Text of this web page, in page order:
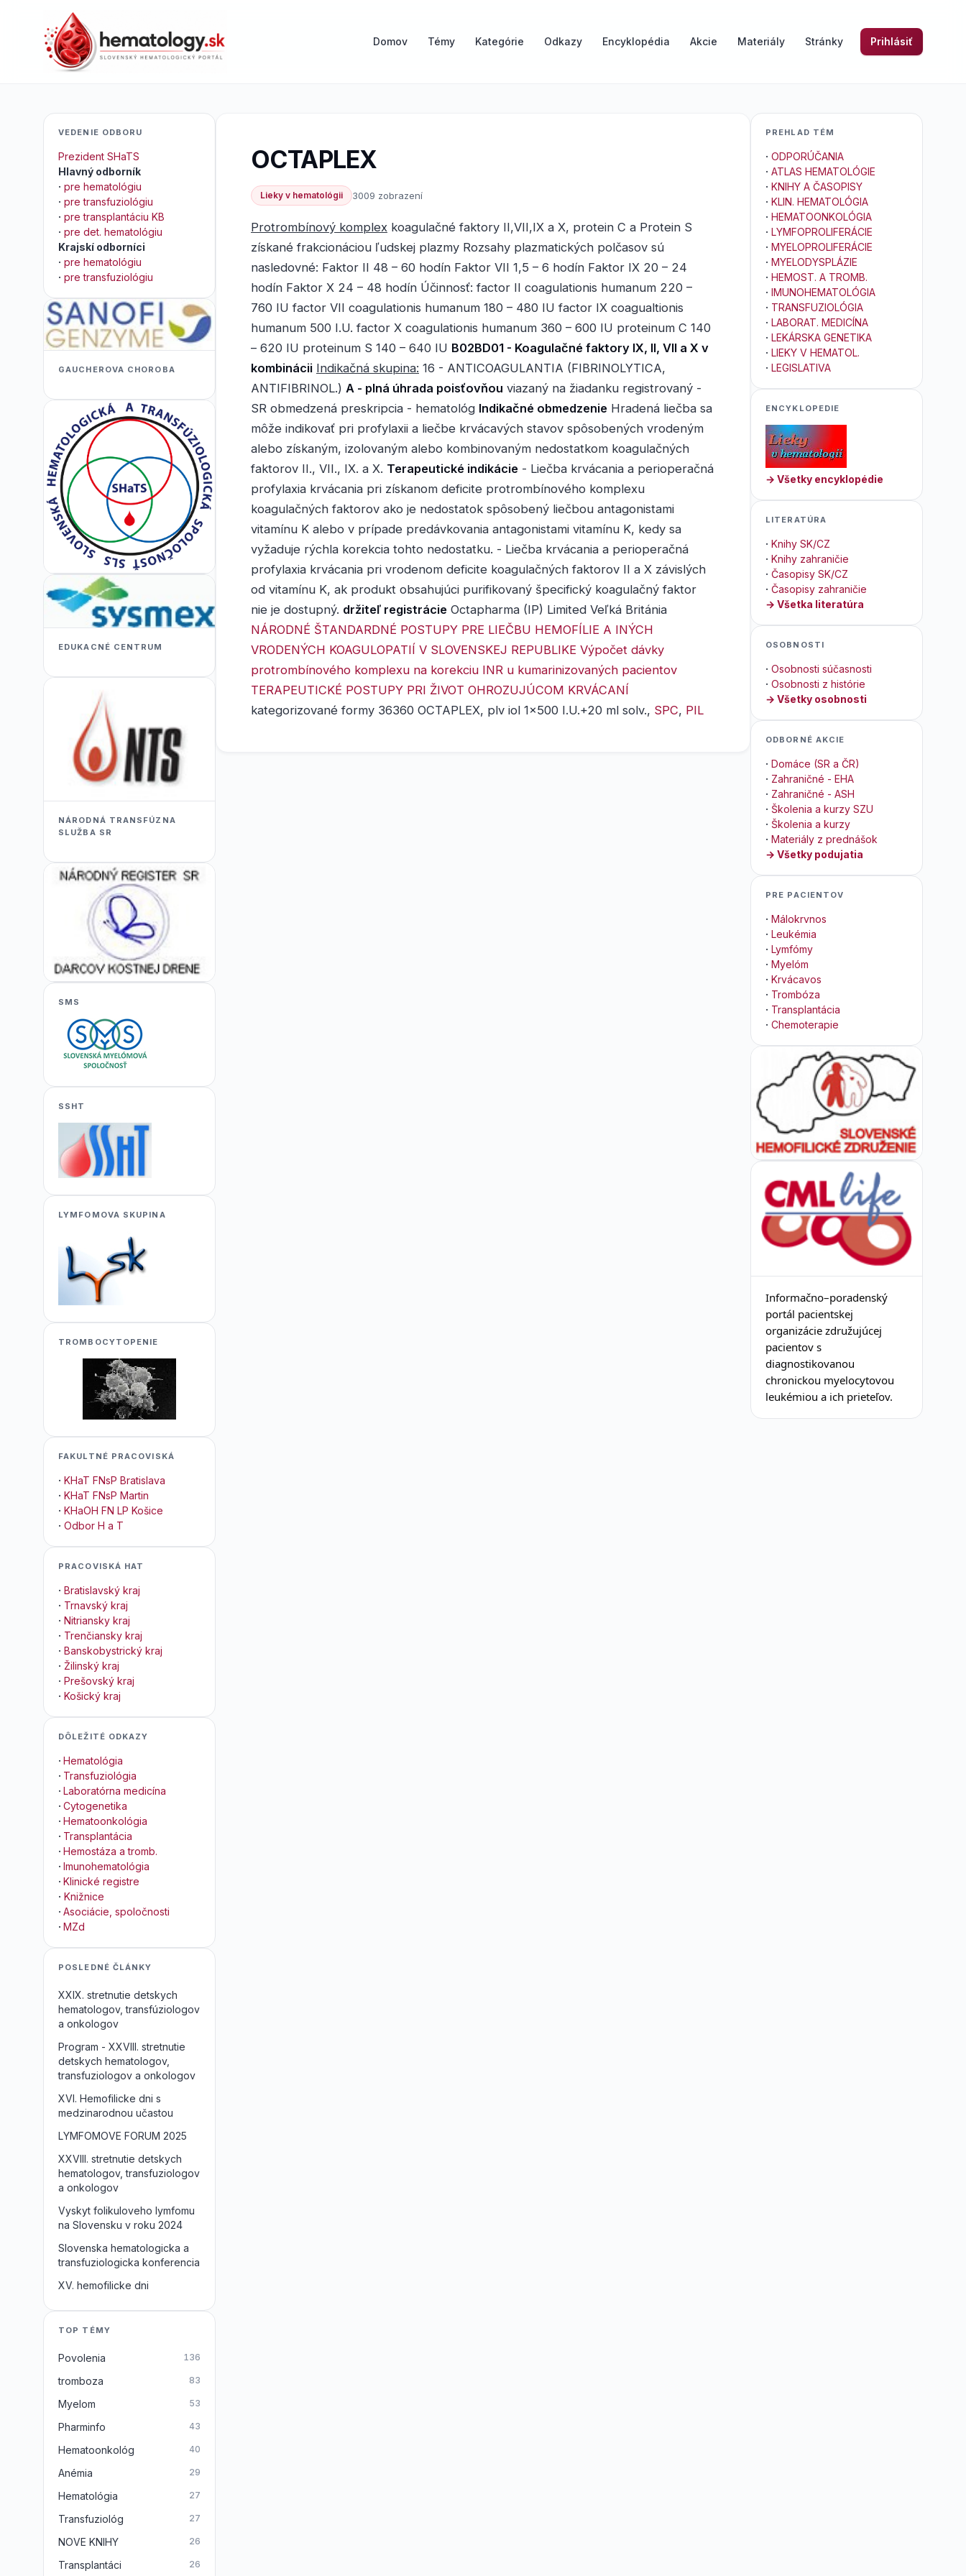
Domov Témy Kategórie Odkazy Encyklopédia Akcie Materiály Stránky Prihlásiť
OCTAPLEX
Lieky v hematológii 3009 zobrazení
Protrombínový komplex koagulačné faktory II,VII,IX a X, protein C a Protein S
získané frakcionáciou ľudskej plazmy Rozsahy plazmatických polčasov sú
nasledovné: Faktor II 48 – 60 hodín Faktor VII 1,5 – 6 hodín Faktor IX 20 – 24
hodín Faktor X 24 – 48 hodín Účinnosť: factor II coagulationis humanum 220 –
760 IU factor VII coagulationis humanum 180 – 480 IU factor IX coagualtionis
humanum 500 I.U. factor X coagulationis humanum 360 – 600 IU proteinum C 140
– 620 IU proteinum S 140 – 640 IU B02BD01 - Koagulačné faktory IX, II, VII a X v
kombinácii Indikačná skupina: 16 - ANTICOAGULANTIA (FIBRINOLYTICA,
ANTIFIBRINOL.) A - plná úhrada poisťovňou viazaný na žiadanku registrovaný -
SR obmedzená preskripcia - hematológ Indikačné obmedzenie Hradená liečba sa
môže indikovať pri profylaxii a liečbe krvácavých stavov spôsobených vrodeným
alebo získaným, izolovaným alebo kombinovaným nedostatkom koagulačných
faktorov II., VII., IX. a X. Terapeutické indikácie - Liečba krvácania a perioperačná
profylaxia krvácania pri získanom deficite protrombínového komplexu
koagulačných faktorov ako je nedostatok spôsobený liečbou antagonistami
vitamínu K alebo v prípade predávkovania antagonistami vitamínu K, kedy sa
vyžaduje rýchla korekcia tohto nedostatku. - Liečba krvácania a perioperačná
profylaxia krvácania pri vrodenom deficite koagulačných faktorov II a X závislých
od vitamínu K, ak produkt obsahujúci purifikovaný špecifický koagulačný faktor
nie je dostupný. držiteľ registrácie Octapharma (IP) Limited Veľká Británia
NÁRODNÉ ŠTANDARDNÉ POSTUPY PRE LIEČBU HEMOFÍLIE A INÝCH
VRODENÝCH KOAGULOPATIÍ V SLOVENSKEJ REPUBLIKE Výpočet dávky
protrombínového komplexu na korekciu INR u kumarinizovaných pacientov
TERAPEUTICKÉ POSTUPY PRI ŽIVOT OHROZUJÚCOM KRVÁCANÍ
kategorizované formy 36360 OCTAPLEX, plv iol 1x500 I.U.+20 ml solv., SPC, PIL
VEDENIE ODBORU
Prezident SHaTS
Hlavný odborník
· pre hematológiu
· pre transfuziológiu
· pre transplantáciu KB
· pre det. hematológiu
Krajskí odborníci
· pre hematológiu
· pre transfuziológiu
GAUCHEROVA CHOROBA
EDUKACNÉ CENTRUM
NÁRODNÁ TRANSFÚZNA
SLUŽBA SR
SMS
SSHT
LYMFOMOVA SKUPINA
TROMBOCYTOPENIE
FAKULTNÉ PRACOVISKÁ
· KHaT FNsP Bratislava
· KHaT FNsP Martin
· KHaOH FN LP Košice
· Odbor H a T
PRACOVISKÁ HAT
· Bratislavský kraj
· Trnavský kraj
· Nitriansky kraj
· Trenčiansky kraj
· Banskobystrický kraj
· Žilinský kraj
· Prešovský kraj
· Košický kraj
DÔLEŽITÉ ODKAZY
· Hematológia
· Transfuziológia
· Laboratórna medicína
· Cytogenetika
· Hematoonkológia
· Transplantácia
· Hemostáza a tromb.
· Imunohematológia
· Klinické registre
· Knižnice
· Asociácie, spoločnosti
· MZd
POSLEDNÉ ČLÁNKY
XXIX. stretnutie detskych
hematologov, transfúziologov
a onkologov
Program - XXVIII. stretnutie
detskych hematologov,
transfuziologov a onkologov
XVI. Hemofilicke dni s
medzinarodnou učastou
LYMFOMOVE FORUM 2025
XXVIII. stretnutie detskych
hematologov, transfuziologov
a onkologov
Vyskyt folikuloveho lymfomu
na Slovensku v roku 2024
Slovenska hematologicka a
transfuziologicka konferencia
XV. hemofilicke dni
TOP TÉMY
Povolenia 136
tromboza 83
Myelom 53
Pharminfo 43
Hematoonkológ 40
Anémia 29
Hematológia 27
Transfuziológ 27
NOVE KNIHY 26
Transplantáci 26
PREHLAD TÉM
· ODPORÚČANIA
· ATLAS HEMATOLÓGIE
· KNIHY A ČASOPISY
· KLIN. HEMATOLÓGIA
· HEMATOONKOLÓGIA
· LYMFOPROLIFERÁCIE
· MYELOPROLIFERÁCIE
· MYELODYSPLÁZIE
· HEMOST. A TROMB.
· IMUNOHEMATOLÓGIA
· TRANSFUZIOLÓGIA
· LABORAT. MEDICÍNA
· LEKÁRSKA GENETIKA
· LIEKY V HEMATOL.
· LEGISLATIVA
ENCYKLOPEDIE
→ Všetky encyklopédie
LITERATÚRA
· Knihy SK/CZ
· Knihy zahraničie
· Časopisy SK/CZ
· Časopisy zahraničie
→ Všetka literatúra
OSOBNOSTI
· Osobnosti súčasnosti
· Osobnosti z histórie
→ Všetky osobnosti
ODBORNÉ AKCIE
· Domáce (SR a ČR)
· Zahraničné - EHA
· Zahraničné - ASH
· Školenia a kurzy SZU
· Školenia a kurzy
· Materiály z prednášok
→ Všetky podujatia
PRE PACIENTOV
· Málokrvnos
· Leukémia
· Lymfómy
· Myelóm
· Krvácavos
· Trombóza
· Transplantácia
· Chemoterapie
Informačno–poradenský
portál pacientskej
organizácie združujúcej
pacientov s
diagnostikovanou
chronickou myelocytovou
leukémiou a ich prieteľov.